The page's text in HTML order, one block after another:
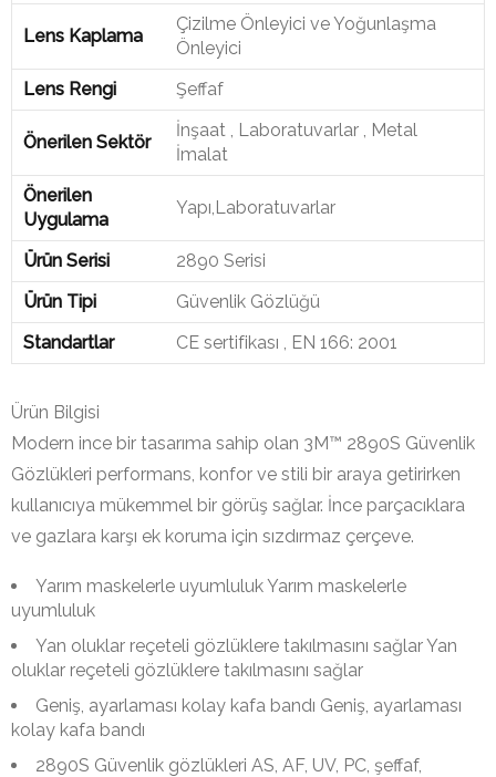
Lens Kaplama
Çizilme Önleyici ve Yoğunlaşma
Önleyici
Lens Rengi
Şeffaf
Önerilen Sektör
İnşaat , Laboratuvarlar , Metal
İmalat
Önerilen
Uygulama
Yapı,Laboratuvarlar
Ürün Serisi
2890 Serisi
Ürün Tipi
Güvenlik Gözlüğü
Standartlar
CE sertifikası , EN 166: 2001
Ürün Bilgisi
Modern ince bir tasarıma sahip olan 3M™ 2890S Güvenlik
Gözlükleri performans, konfor ve stili bir araya getirirken
kullanıcıya mükemmel bir görüş sağlar. İnce parçacıklara
ve gazlara karşı ek koruma için sızdırmaz çerçeve.
Yarım maskelerle uyumluluk Yarım maskelerle
uyumluluk
Yan oluklar reçeteli gözlüklere takılmasını sağlar Yan
oluklar reçeteli gözlüklere takılmasını sağlar
Geniş, ayarlaması kolay kafa bandı Geniş, ayarlaması
kolay kafa bandı
2890S Güvenlik gözlükleri AS, AF, UV, PC, şeffaf,